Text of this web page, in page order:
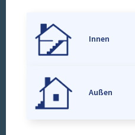
Innen
Außen